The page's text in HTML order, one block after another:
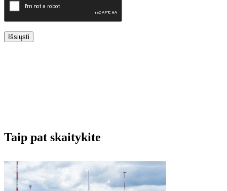
Išsiųsti
Taip pat skaitykite